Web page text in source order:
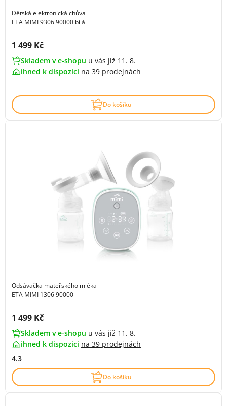
Dětská elektronická chůva
ETA MIMI 9306 90000 bílá
Cena s DPH:
1 499 Kč
Skladem v e-shopu u vás již 11. 8.
ihned k dispozici na 39 prodejnách
Do košíku
Odsávačka mateřského mléka
ETA MIMI 1306 90000
Cena s DPH:
1 499 Kč
Skladem v e-shopu u vás již 11. 8.
ihned k dispozici na 39 prodejnách
4.3
Do košíku